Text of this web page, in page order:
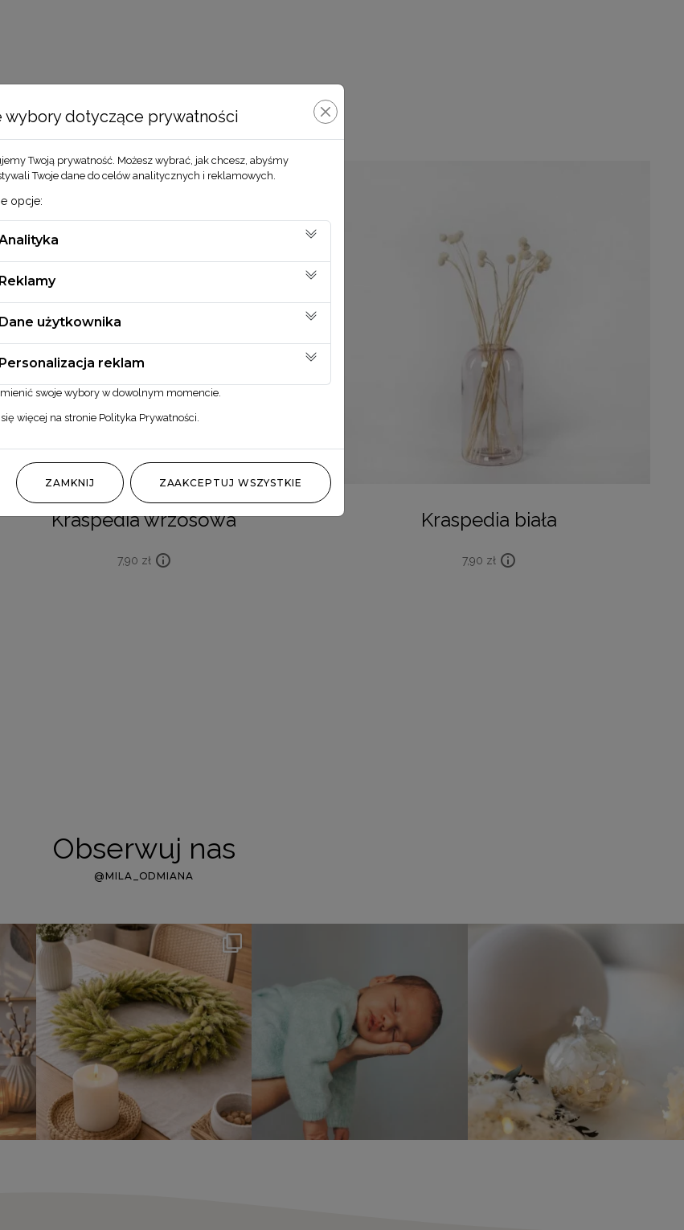
Zobacz również
Kraspedia wrzosowa
7,90 zł
Kraspedia biała
7,90 zł
Obserwuj nas
@MILA_ODMIANA
wybory dotyczące prywatności
Twoją prywatność. Możesz wybrać, jak chcesz, abyśmy
Twoje dane do celów analitycznych i reklamowych.
opcje:
Reklamy
Dane użytkownika
Personalizacja reklam
swoje wybory w dowolnym momencie.
więcej na stronie Polityka Prywatności.
ZAMKNIJ ZAAKCEPTUJ WSZYSTKIE